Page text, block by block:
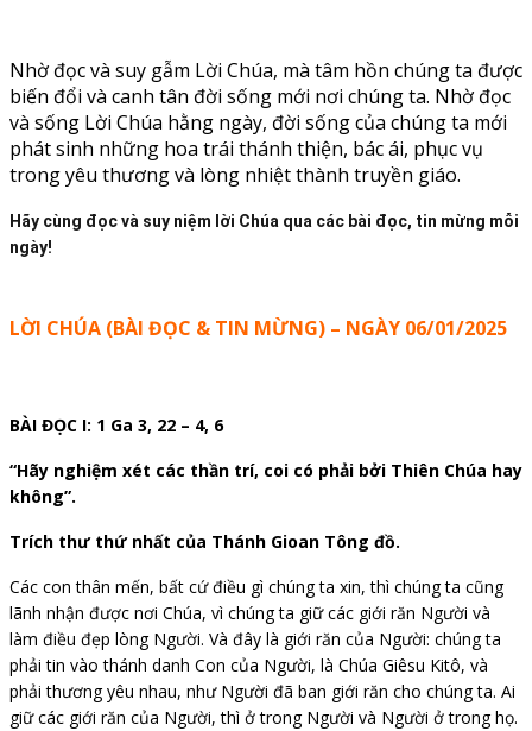
Nhờ đọc và suy gẫm Lời Chúa, mà tâm hồn chúng ta được
biến đổi và canh tân đời sống mới nơi chúng ta. Nhờ đọc
và sống Lời Chúa hằng ngày, đời sống của chúng ta mới
phát sinh những hoa trái thánh thiện, bác ái, phục vụ
trong yêu thương và lòng nhiệt thành truyền giáo.
Hãy cùng đọc và suy niệm lời Chúa qua các bài đọc, tin mừng mỗi
ngày!
LỜI CHÚA (BÀI ĐỌC & TIN MỪNG) – NGÀY 06/01/2025
BÀI ĐỌC I: 1 Ga 3, 22 – 4, 6
“Hãy nghiệm xét các thần trí, coi có phải bởi Thiên Chúa hay
không”.
Trích thư thứ nhất của Thánh Gioan Tông đồ.
Các con thân mến, bất cứ điều gì chúng ta xin, thì chúng ta cũng
lãnh nhận được nơi Chúa, vì chúng ta giữ các giới răn Người và
làm điều đẹp lòng Người. Và đây là giới răn của Người: chúng ta
phải tin vào thánh danh Con của Người, là Chúa Giêsu Kitô, và
phải thương yêu nhau, như Người đã ban giới răn cho chúng ta. Ai
giữ các giới răn của Người, thì ở trong Người và Người ở trong họ.